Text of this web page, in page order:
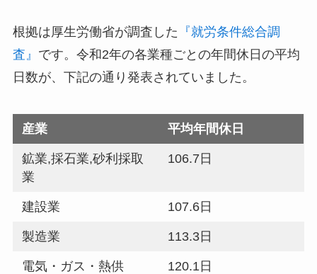
根拠は厚生労働省が調査した 『就労条件総合調
査』 です。令和2年の各業種ごとの年間休日の平均
日数が、下記の通り発表されていました。
産業 平均年間休日
鉱業,採石業,砂利採取
業
106.7日
建設業 107.6日
製造業 113.3日
電気・ガス・熱供
120.1日